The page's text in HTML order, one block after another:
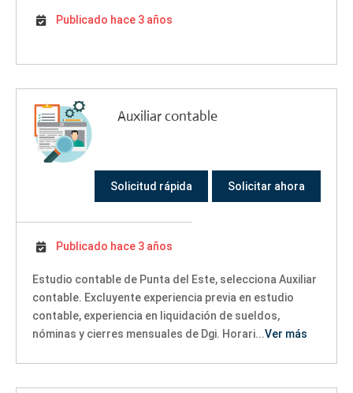
Publicado hace 3 años
Auxiliar contable
Solicitud rápida Solicitar ahora
Publicado hace 3 años
Estudio contable de Punta del Este, selecciona Auxiliar
contable. Excluyente experiencia previa en estudio
contable, experiencia en liquidación de sueldos,
nóminas y cierres mensuales de Dgi. Horari...Ver más